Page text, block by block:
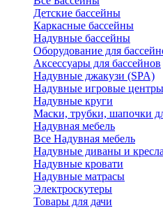
Детские бассейны
Каркасные бассейны
Надувные бассейны
Оборудование для
Аксессуары для бассейнов
Надувные джакузи (SPA)
Надувные игровые центры
Надувные круги
Маски, трубки, шапочки
Надувная мебель
Все Надувная мебель
Надувные диваны и кресла
Надувные кровати
Надувные матрасы
Электроскутеры
Товары для дачи